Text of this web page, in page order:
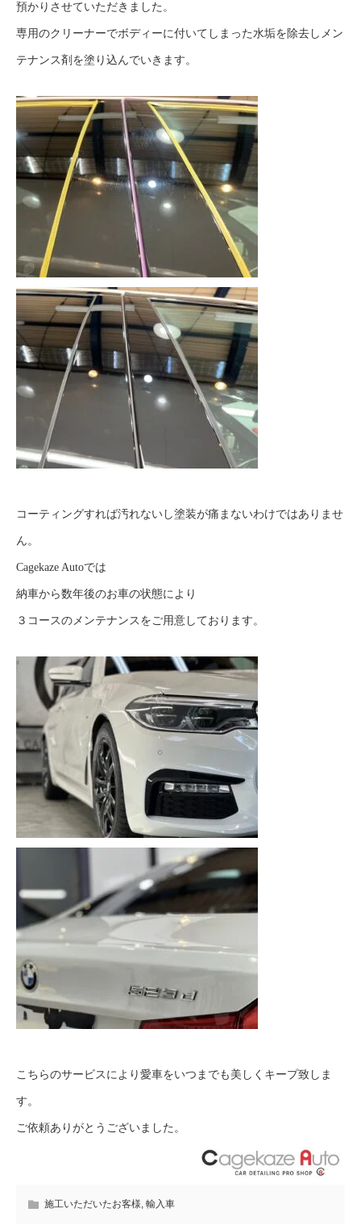
預かりさせていただきました。
専用のクリーナーでボディーに付いてしまった水垢を除去しメン
テナンス剤を塗り込んでいきます。
コーティングすれば汚れないし塗装が痛まないわけではありませ
ん。
Cagekaze Autoでは
納車から数年後のお車の状態により
３コースのメンテナンスをご用意しております。
こちらのサービスにより愛車をいつまでも美しくキープ致しま
す。
ご依頼ありがとうございました。
施工いただいたお客様 輸入車